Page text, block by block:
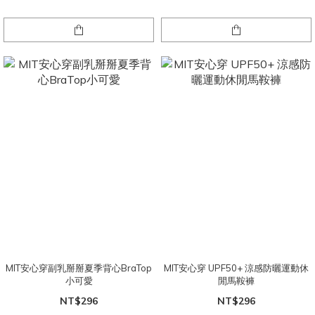
MIT安心穿副乳掰掰夏季背心BraTop
小可愛
NT$296
MIT安心穿 UPF50+ 涼感防曬運動休
閒馬鞍褲
NT$296